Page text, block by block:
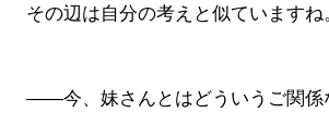
その辺は自分の考えと似ていますね
――今、妹さんとはどういうご関係